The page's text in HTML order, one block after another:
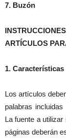
7. Buzón
ARTÍCULOS
1. Características
Los artículos
palabras
La fuente a
páginas deberán